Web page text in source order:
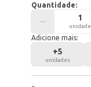
Quantidade:
unidade
Adicione mais:
+5
unidades